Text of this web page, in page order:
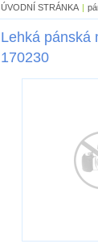
ÚVODNÍ STRÁNKA |
Lehká pánská
170230